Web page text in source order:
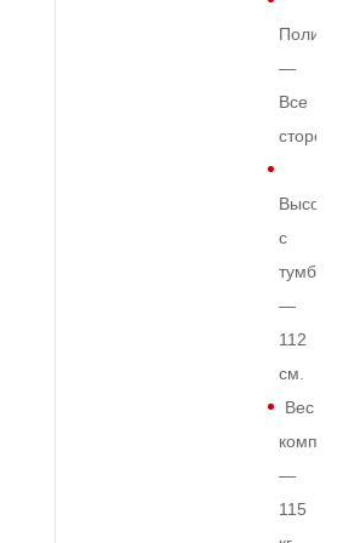
—
Все
Высота
с
тумбой
—
112
см.
Вес
—
115